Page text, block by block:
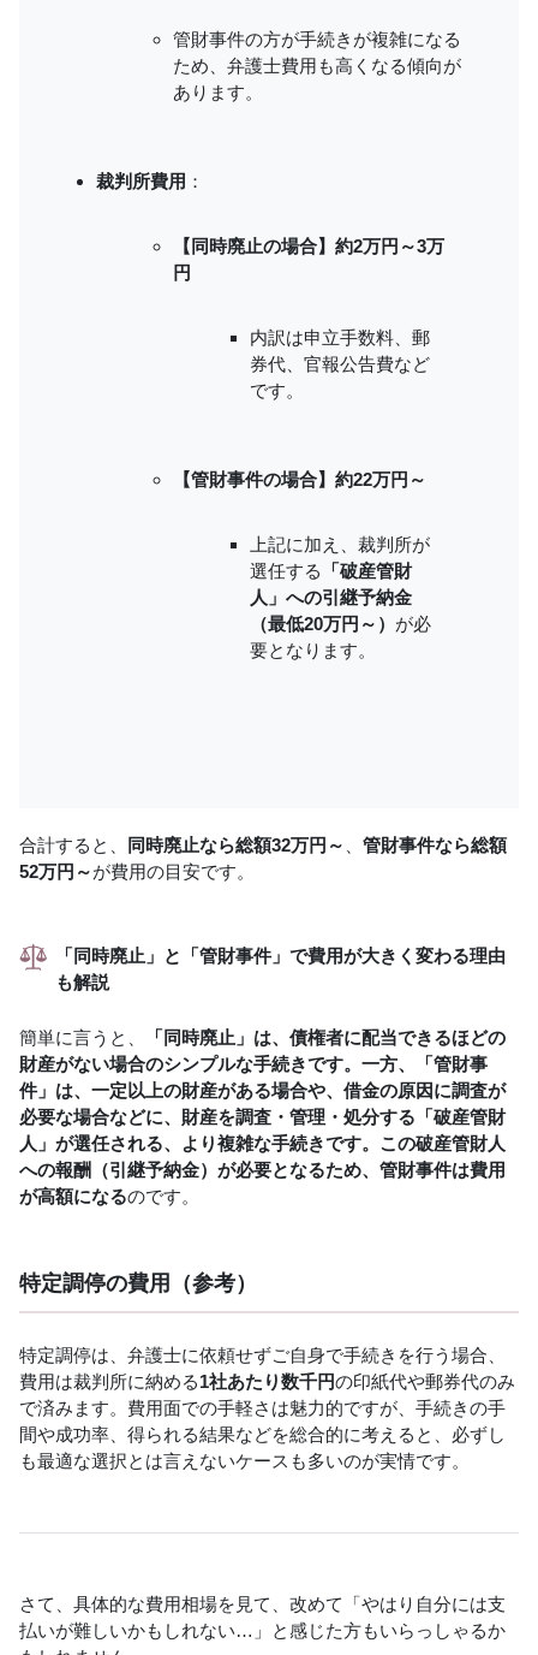
管財事件の方が手続きが複雑になる
ため、弁護士費用も高くなる傾向が
あります。
裁判所費用 ：
【同時廃止の場合】約2万円～3万
円
内訳は申立手数料、郵
券代、官報公告費など
です。
【管財事件の場合】約22万円～
上記に加え、裁判所が
選任する
「破産管財
人」への引継予納金
（最低20万円～） が必
要となります。
合計すると、 同時廃止なら総額32万円～
管財事件なら総額
52万円～が費用の目安です。
「同時廃止」と「管財事件」で費用が大きく変わる理由
も解説
簡単に言うと、
「同時廃止」は、債権者に配当できるほどの
財産がない場合のシンプルな手続きです。一方、「管財事
件」は、一定以上の財産がある場合や、借金の原因に調査が
必要な場合などに、財産を調査・管理・処分する「破産管財
人」が選任される、より複雑な手続きです。この破産管財人
への報酬（引継予納金）が必要となるため、管財事件は費用
が高額になるのです。
特定調停の費用（参考）
特定調停は、弁護士に依頼せずご自身で手続きを行う場合、
費用は裁判所に納める1社あたり数千円の印紙代や郵券代のみ
で済みます。費用面での手軽さは魅力的ですが、手続きの手
間や成功率、得られる結果などを総合的に考えると、必ずし
も最適な選択とは言えないケースも多いのが実情です。
さて、具体的な費用相場を見て、改めて「やはり自分には支
払いが難しいかもしれない…」と感じた方もいらっしゃるか